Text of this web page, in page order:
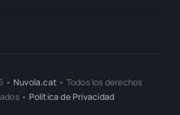
• Nuvola.cat • Todos los derechos
• Política de Privacidad